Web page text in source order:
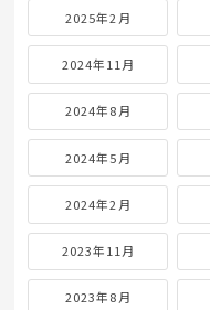
2025年2月
2024年11月
2024年8月
2024年5月
2024年2月
2023年11月
2023年8月